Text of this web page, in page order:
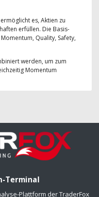
es, Aktien zu
erfüllen. Die Basis-
Quality, Safety,
werden, um zum
Momentum
Terminal
Plattform der TraderFox